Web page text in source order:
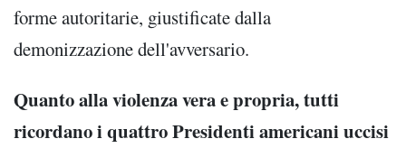
forme autoritarie, giustificate dalla
demonizzazione dell'avversario.
Quanto alla violenza vera e propria, tutti
ricordano i quattro Presidenti americani uccisi